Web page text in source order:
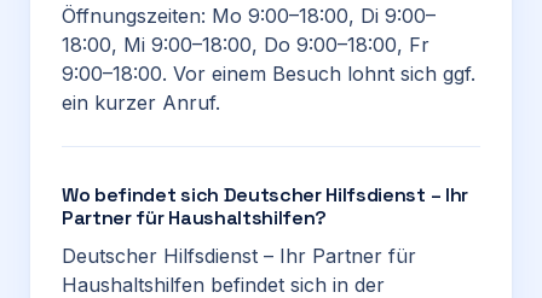
Öffnungszeiten: Mo 9:00–18:00, Di 9:00–
18:00, Mi 9:00–18:00, Do 9:00–18:00, Fr
9:00–18:00. Vor einem Besuch lohnt sich ggf.
ein kurzer Anruf.
Wo befindet sich Deutscher Hilfsdienst – Ihr
Partner für Haushaltshilfen?
Deutscher Hilfsdienst – Ihr Partner für
Haushaltshilfen befindet sich in der